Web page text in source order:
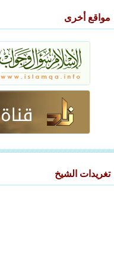
مواقع أخرى
تغريدات الشيخ